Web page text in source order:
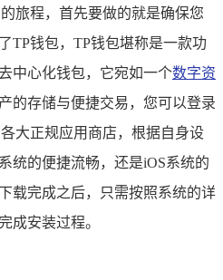
旅程，首先要做的就是确保您
TP钱包，TP钱包堪称是一款功
中心化钱包，它宛如一个数字资
的存储与便捷交易，您可以登录
大正规应用商店，根据自身设
统的便捷流畅，还是iOS系统的
载完成之后，只需按照系统的详
成安装过程。